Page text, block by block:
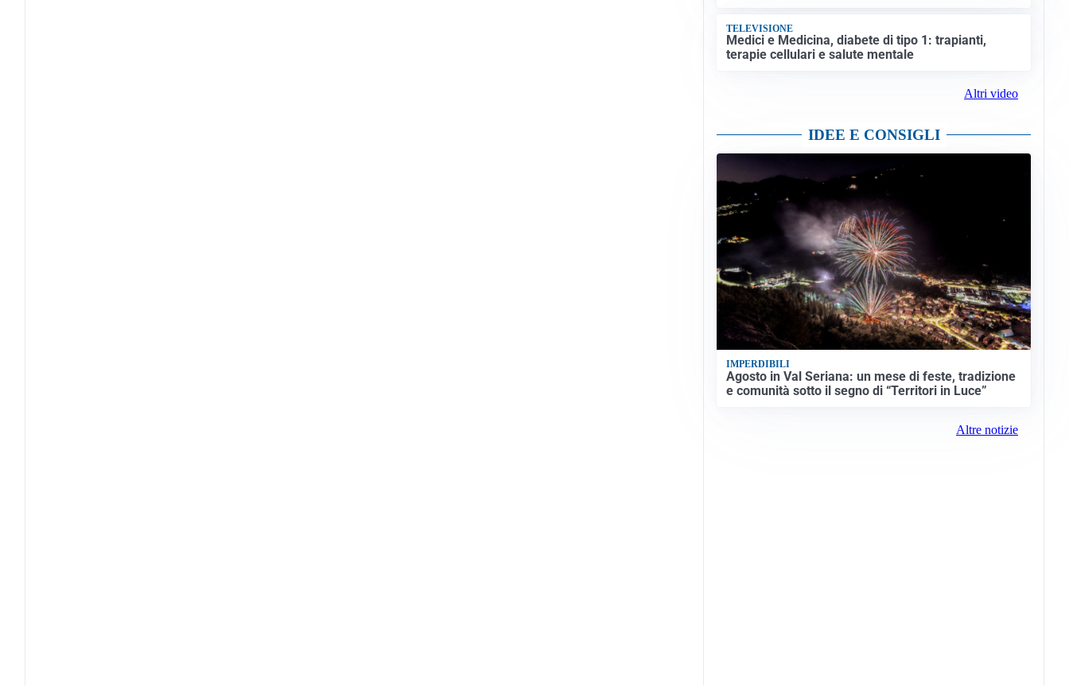
TELEVISIONE
Medici e Medicina, diabete di tipo 1: trapianti,
terapie cellulari e salute mentale
Altri video
IDEE E CONSIGLI
IMPERDIBILI
Agosto in Val Seriana: un mese di feste, tradizione
e comunità sotto il segno di “Territori in Luce”
Altre notizie